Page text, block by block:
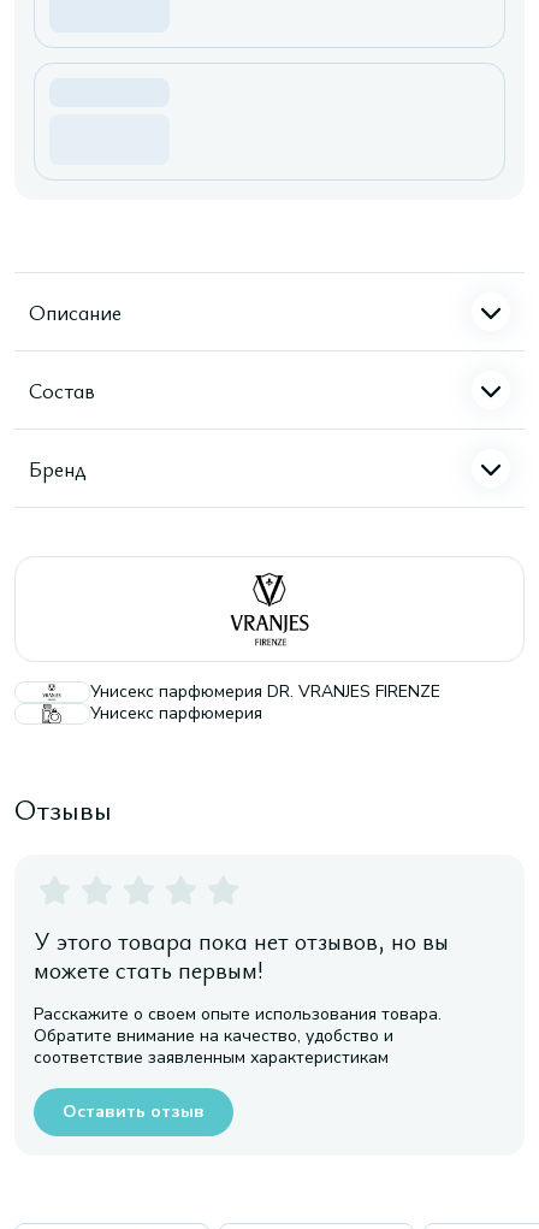
Описание
Состав
Бренд
Унисекс парфюмерия DR. VRANJES FIRENZE
Унисекс парфюмерия
Отзывы
У этого товара пока нет отзывов, но вы
можете стать первым!
Расскажите о своем опыте использования товара.
Обратите внимание на качество, удобство и
соответствие заявленным характеристикам
Оставить отзыв